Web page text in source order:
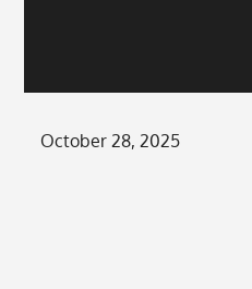
Posted
October 28, 2025